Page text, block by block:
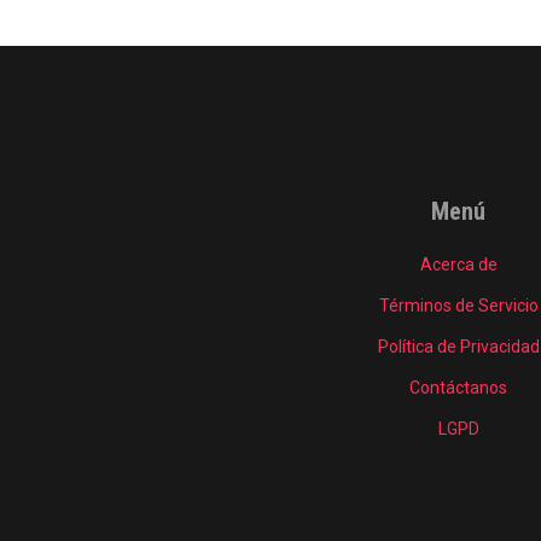
Menú
Acerca de
Términos de Servicio
Política de Privacidad
Contáctanos
LGPD